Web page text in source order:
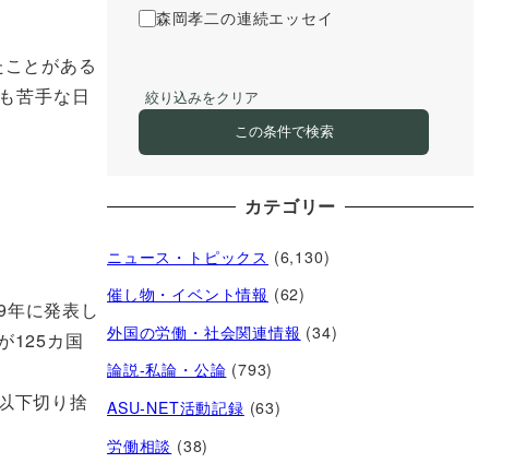
とがある
苦手な日
に発表し
125カ国
下切り捨
森岡孝二の連続エッセイ
絞り込みをクリア
この条件で検索
カテゴリー
ニュース・トピックス (6,130)
催し物・イベント情報 (62)
外国の労働・社会関連情報 (34)
論説-私論・公論 (793)
ASU-NET活動記録 (63)
労働相談 (38)